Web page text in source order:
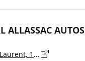
ALLASSAC AUTOS
5 Route de la Barriere Saint Laurent, 19240 ALLASSAC